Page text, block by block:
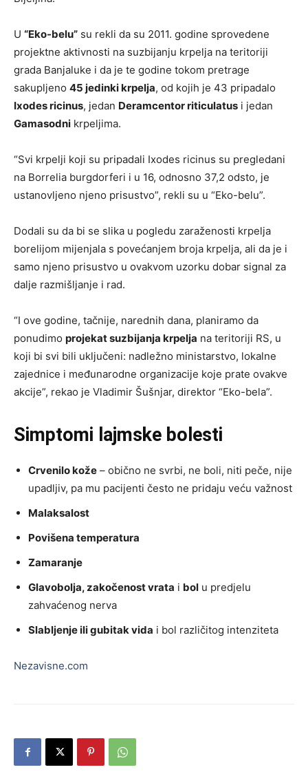
U “Eko-belu” su rekli da su 2011. godine sprovedene
projektne aktivnosti na suzbijanju krpelja na teritoriji
grada Banjaluke i da je te godine tokom pretrage
sakupljeno 45 jedinki krpelja, od kojih je 43 pripadalo
Ixodes ricinus, jedan Deramcentor riticulatus i jedan
Gamasodni krpeljima.
“Svi krpelji koji su pripadali Ixodes ricinus su pregledani
na Borrelia burgdorferi i u 16, odnosno 37,2 odsto, je
ustanovljeno njeno prisustvo”, rekli su u “Eko-belu”.
Dodali su da bi se slika u pogledu zaraženosti krpelja
borelijom mijenjala s povećanjem broja krpelja, ali da je i
samo njeno prisustvo u ovakvom uzorku dobar signal za
dalje razmišljanje i rad.
“I ove godine, tačnije, narednih dana, planiramo da
ponudimo projekat suzbijanja krpelja na teritoriji RS, u
koji bi svi bili uključeni: nadležno ministarstvo, lokalne
zajednice i međunarodne organizacije koje prate ovakve
akcije”, rekao je Vladimir Šušnjar, direktor “Eko-bela”.
Simptomi lajmske bolesti
Crvenilo kože – obično ne svrbi, ne boli, niti peče, nije
upadljiv, pa mu pacijenti često ne pridaju veću važnost
Malaksalost
Povišena temperatura
Zamaranje
Glavobolja, zakočenost vrata i bol u predjelu
zahvaćenog nerva
Slabljenje ili gubitak vida i bol različitog intenziteta
Nezavisne.com